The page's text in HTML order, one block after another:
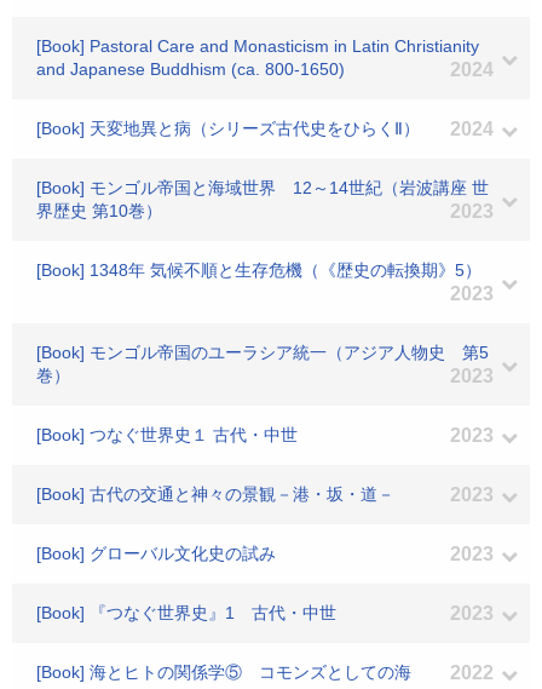
[Book] Pastoral Care and Monasticism in Latin Christianity
and Japanese Buddhism (ca. 800-1650)
2024
[Book] 天変地異と病（シリーズ古代史をひらくⅡ） 2024
[Book] モンゴル帝国と海域世界 12～14世紀（岩波講座 世
界歴史 第10巻）
2023
[Book] 1348年 気候不順と生存危機（《歴史の転換期》5）
2023
[Book] モンゴル帝国のユーラシア統一（アジア人物史 第5
巻）
2023
[Book] つなぐ世界史１ 古代・中世 2023
[Book] 古代の交通と神々の景観－港・坂・道－ 2023
[Book] グローバル文化史の試み 2023
[Book] 『つなぐ世界史』1 古代・中世 2023
[Book] 海とヒトの関係学⑤ コモンズとしての海 2022